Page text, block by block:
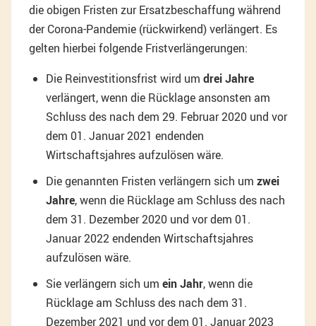
die obigen Fristen zur Ersatzbeschaffung während
der Corona-Pandemie (rückwirkend) verlängert. Es
gelten hierbei folgende Fristverlängerungen:
Die Reinvestitionsfrist wird um drei Jahre
verlängert, wenn die Rücklage ansonsten am
Schluss des nach dem 29. Februar 2020 und vor
dem 01. Januar 2021 endenden
Wirtschaftsjahres aufzulösen wäre.
Die genannten Fristen verlängern sich um zwei
Jahre, wenn die Rücklage am Schluss des nach
dem 31. Dezember 2020 und vor dem 01.
Januar 2022 endenden Wirtschaftsjahres
aufzulösen wäre.
Sie verlängern sich um ein Jahr, wenn die
Rücklage am Schluss des nach dem 31.
Dezember 2021 und vor dem 01. Januar 2023